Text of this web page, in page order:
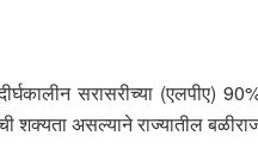
सरासरीच्या (एलपीए)
शक्यता असल्याने राज्यातील